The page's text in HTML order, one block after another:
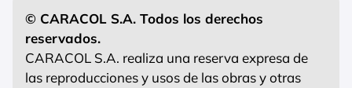
© CARACOL S.A. Todos los derechos
reservados.
CARACOL S.A. realiza una reserva expresa de
las reproducciones y usos de las obras y otras